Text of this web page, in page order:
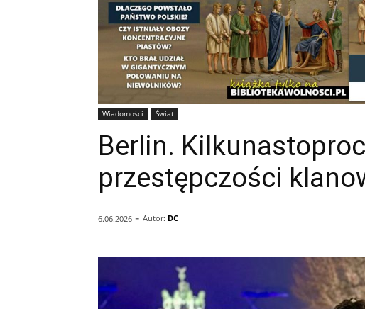
Wiadomości Świat
Berlin.
przestępczości
6.06.2026 - Autor: DC